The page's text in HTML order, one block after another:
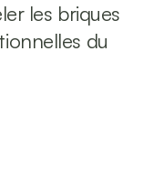
les briques
du